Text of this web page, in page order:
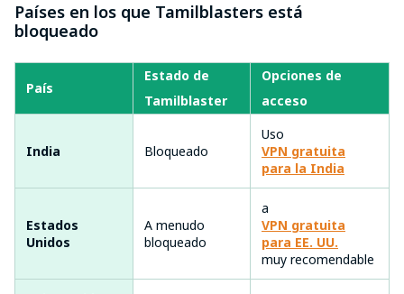
Países en los que Tamilblasters está
bloqueado
País
Estado de
Tamilblaster
Opciones de
acceso
India Bloqueado
Uso
VPN gratuita
para la India
Estados
Unidos
A menudo
bloqueado
a
VPN gratuita
para EE. UU.
muy recomendable